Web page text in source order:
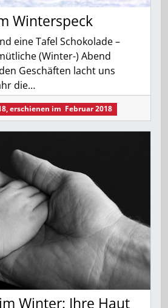
Winterspeck
eine Tafel Schokolade –
(Winter-) Abend
Geschäften lacht uns
die…
, erschienen im Februar 2018
Winter: Ihre Haut